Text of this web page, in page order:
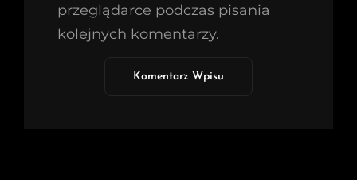
przeglądarce podczas pisania
kolejnych komentarzy.